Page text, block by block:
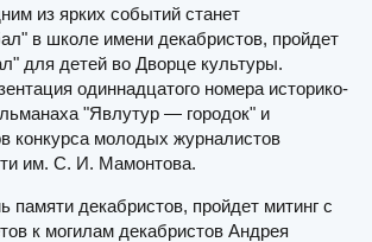
из ярких событий станет
в школе имени декабристов, пройдет
для детей во Дворце культуры.
одиннадцатого номера историко-
"Явлутур — городок" и
конкурса молодых журналистов
им. С. И. Мамонтова.
памяти декабристов, пройдет митинг с
к могилам декабристов Андрея